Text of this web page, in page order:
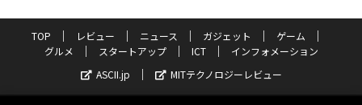
TOP レビュー ニュース ガジェット
ゲーム
グルメ
スタートアップ ICT
インフォメーション
ASCII.jp
MITテクノロジーレビュー